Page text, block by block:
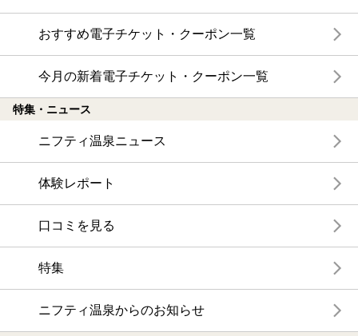
おすすめ電子チケット・クーポン一覧
今月の新着電子チケット・クーポン一覧
特集・ニュース
ニフティ温泉ニュース
体験レポート
口コミを見る
特集
ニフティ温泉からのお知らせ